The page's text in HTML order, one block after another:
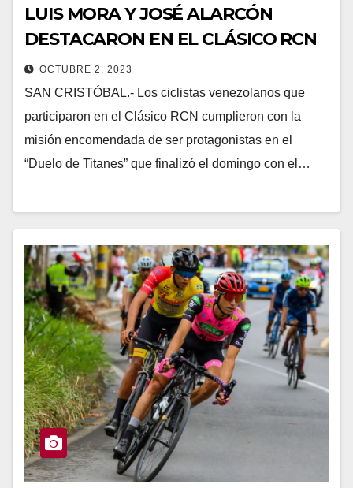
LUIS MORA Y JOSÉ ALARCÓN
DESTACARON EN EL CLÁSICO RCN
OCTUBRE 2, 2023
SAN CRISTÓBAL.- Los ciclistas venezolanos que
participaron en el Clásico RCN cumplieron con la
misión encomendada de ser protagonistas en el
“Duelo de Titanes” que finalizó el domingo con el…